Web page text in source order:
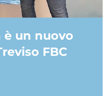
è un nuovo
FBC